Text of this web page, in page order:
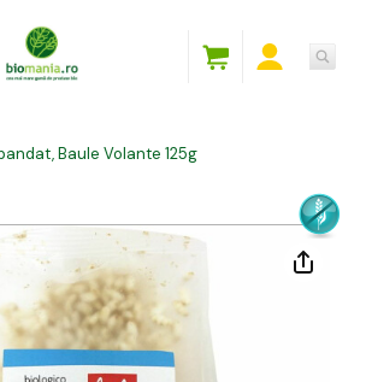
Baule Volante 125g